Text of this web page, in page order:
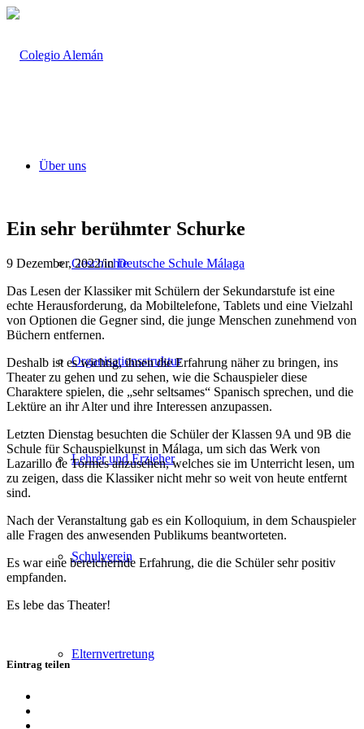
Über uns
Geschichte
Organisationsstruktur
Lehrer und Erzieher
Schulverein
Elternvertretung
Ein sehr berühmter Schurke
9 Dezember, 2022/inDeutsche Schule Málaga
Das Lesen der Klassiker mit Schülern der Sekundarstufe ist eine
echte Herausforderung, da Mobiltelefone, Tablets und eine Vielzahl
von Optionen die Gegner sind, die junge Menschen zunehmend von
Büchern entfernen.
Deshalb ist es wichtig, ihnen die Erfahrung näher zu bringen, ins
Theater zu gehen und zu sehen, wie die Schauspieler diese
Charaktere spielen, die „sehr seltsames“ Spanisch sprechen, und die
Lektüre an ihr Alter und ihre Interessen anzupassen.
Letzten Dienstag besuchten die Schüler der Klassen 9A und 9B die
Schule für Schauspielkunst in Málaga, um sich das Werk von
Lazarillo de Tormes anzusehen, welches sie im Unterricht lesen, um
zu zeigen, dass die Klassiker nicht mehr so ​​weit von heute entfernt
sind.
Nach der Veranstaltung gab es ein Kolloquium, in dem Schauspieler
alle Fragen des anwesenden Publikums beantworteten.
Es war eine bereichernde Erfahrung, die die Schüler sehr positiv
empfanden.
Es lebe das Theater!
Eintrag teilen